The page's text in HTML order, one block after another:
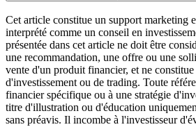
Cet article constitue un support marketing
interprété comme un conseil en
présentée dans cet article ne doit être
une recommandation, une offre ou une
vente d'un produit financier, et ne
d'investissement ou de trading. Toute
financier spécifique ou à une stratégie
titre d'illustration ou d'éducation
sans préavis. Il incombe à l'investisseur